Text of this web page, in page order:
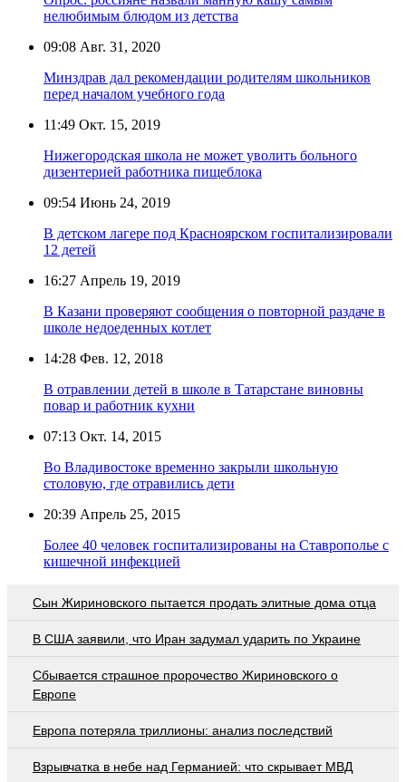
нелюбимым блюдом из детства
09:08 Авг. 31, 2020
Минздрав дал рекомендации родителям школьников
перед началом учебного года
11:49 Окт. 15, 2019
Нижегородская школа не может уволить больного
дизентерией работника пищеблока
09:54 Июнь 24, 2019
В детском лагере под Красноярском госпитализировали
12 детей
16:27 Апрель 19, 2019
В Казани проверяют сообщения о повторной раздаче в
школе недоеденных котлет
14:28 Фев. 12, 2018
В отравлении детей в школе в Татарстане виновны
повар и работник кухни
07:13 Окт. 14, 2015
Во Владивостоке временно закрыли школьную
столовую, где отравились дети
20:39 Апрель 25, 2015
Более 40 человек госпитализированы на Ставрополье с
кишечной инфекцией
Сын Жириновского пытается продать элитные дома отца
В США заявили, что Иран задумал ударить по Украине
Сбывается страшное пророчество Жириновского о
Европе
Европа потеряла триллионы: анализ последствий
Взрывчатка в небе над Германией: что скрывает МВД